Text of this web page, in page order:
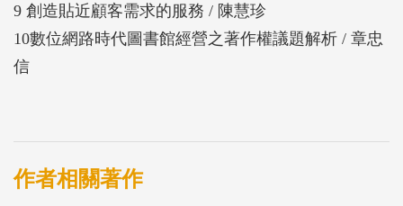
9 創造貼近顧客需求的服務 / 陳慧珍
10數位網路時代圖書館經營之著作權議題解析 / 章忠
信
作者相關著作